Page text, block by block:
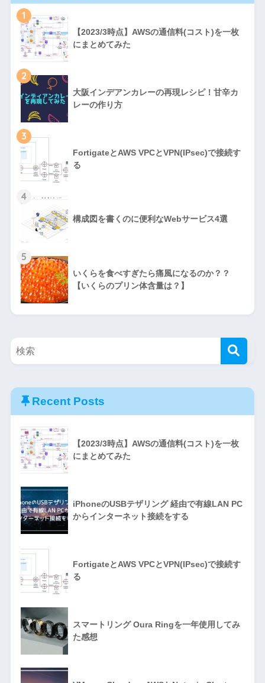
1
【2023/3時点】AWSの通信料(コスト)を一枚
にまとめてみた
2
大阪インデアンカレーの再現レシピ！甘辛カ
レーの作り方
3
FortigateとAWS VPCとVPN(IPsec)で接続す
る
4
構成図を書くのに便利なWebサービス4選
5
いくらを食べすぎたら痛風になるのか？？
【いくらのプリン体含量は？】
Recent Posts
【2023/3時点】AWSの通信料(コスト)を一枚
にまとめてみた
iPhoneのUSBテザリング 経由で有線LAN PC
からインターネット接続をする
FortigateとAWS VPCとVPN(IPsec)で接続す
る
スマートリング Oura Ringを一年使用してみ
た感想